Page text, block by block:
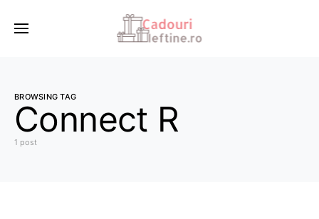
BROWSING TAG
Connect R
1 post